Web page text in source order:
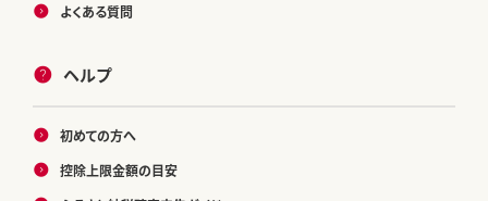
よくある質問
ヘルプ
初めての方へ
控除上限金額の目安